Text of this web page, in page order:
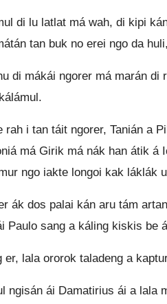
di lu latlat má wah, di kipi
tan buk no erei ngo da
di mákái ngorer má marán
rah i tan táit ngorer, Tanián a
má Girik má nák han átik á
ngo iakte longoi kak láklák
ák dos palai kán aru tám
Paulo sang a káling kiskis be
er, lala ororok taladeng a
ngisán ái Damatirius ái a lala